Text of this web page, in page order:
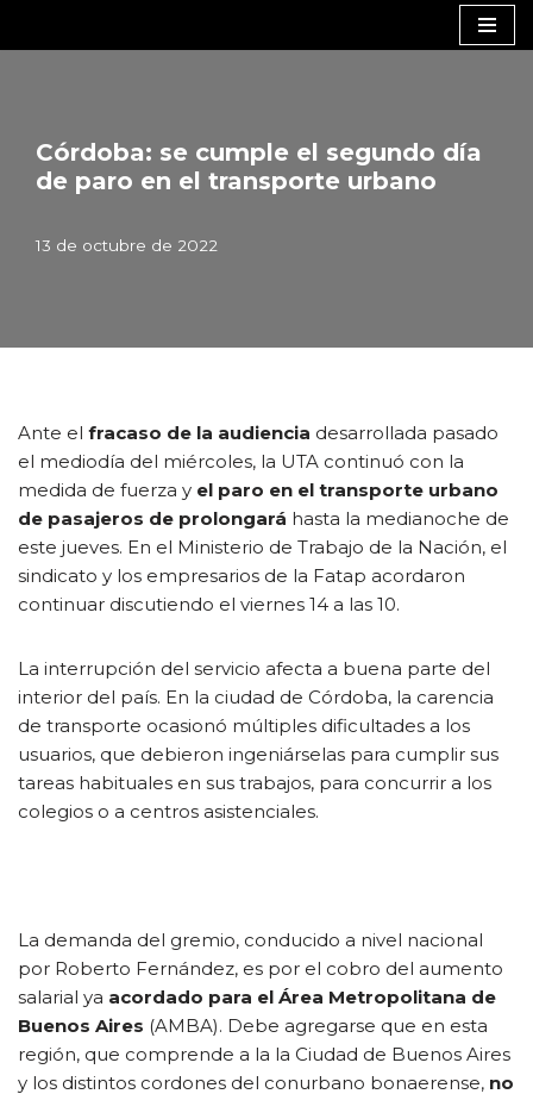
Córdoba: se cumple el segundo día
de paro en el transporte urbano
13 de octubre de 2022
Ante el fracaso de la audiencia desarrollada pasado
el mediodía del miércoles, la UTA continuó con la
medida de fuerza y el paro en el transporte urbano
de pasajeros de prolongará hasta la medianoche de
este jueves. En el Ministerio de Trabajo de la Nación, el
sindicato y los empresarios de la Fatap acordaron
continuar discutiendo el viernes 14 a las 10.
La interrupción del servicio afecta a buena parte del
interior del país. En la ciudad de Córdoba, la carencia
de transporte ocasionó múltiples dificultades a los
usuarios, que debieron ingeniárselas para cumplir sus
tareas habituales en sus trabajos, para concurrir a los
colegios o a centros asistenciales.
La demanda del gremio, conducido a nivel nacional
por Roberto Fernández, es por el cobro del aumento
salarial ya acordado para el Área Metropolitana de
Buenos Aires (AMBA). Debe agregarse que en esta
región, que comprende a la la Ciudad de Buenos Aires
y los distintos cordones del conurbano bonaerense, no